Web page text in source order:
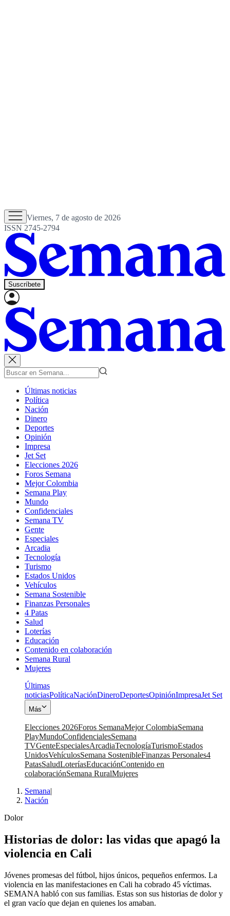
Viernes, 7 de agosto de 2026
ISSN 2745-2794
Suscríbete
Últimas noticias
Política
Nación
Dinero
Deportes
Opinión
Impresa
Jet Set
Elecciones 2026
Foros Semana
Mejor Colombia
Semana Play
Mundo
Confidenciales
Semana TV
Gente
Especiales
Arcadia
Tecnología
Turismo
Estados Unidos
Vehículos
Semana Sostenible
Finanzas Personales
4 Patas
Salud
Loterías
Educación
Contenido en colaboración
Semana Rural
Mujeres
Últimas
noticiasPolíticaNaciónDineroDeportesOpiniónImpresaJet Set
Más
Elecciones 2026Foros SemanaMejor ColombiaSemana
PlayMundoConfidencialesSemana
TVGenteEspecialesArcadiaTecnologíaTurismoEstados
UnidosVehículosSemana SostenibleFinanzas Personales4
PatasSaludLoteríasEducaciónContenido en
colaboraciónSemana RuralMujeres
Semana|
Nación
Dolor
Historias de dolor: las vidas que apagó la
violencia en Cali
Jóvenes promesas del fútbol, hijos únicos, pequeños enfermos. La
violencia en las manifestaciones en Cali ha cobrado 45 víctimas.
SEMANA habló con sus familias. Estas son sus historias de dolor y
el gran vacío que dejan en quienes los amaban.